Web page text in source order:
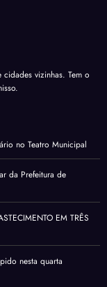
vizinhas. Tem o
no Teatro Municipal
da Prefeitura de
EM TRÊS
nesta quarta